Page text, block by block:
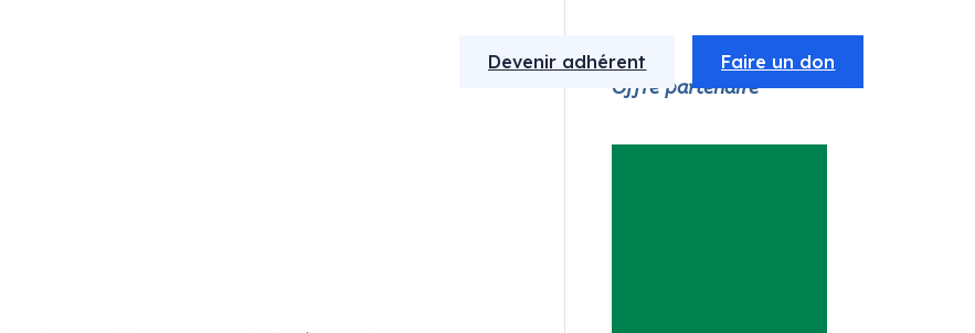
Devenir adhérent Faire un don
Offre partenaire